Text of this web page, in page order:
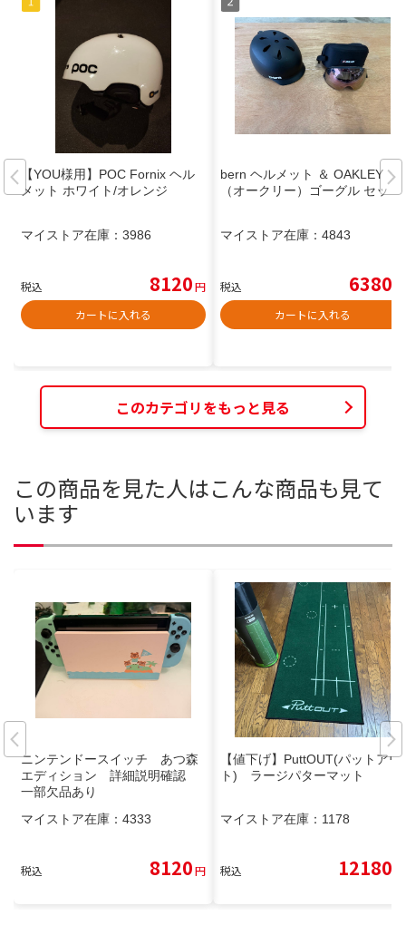
【YOU様用】POC Fornix ヘル
メット ホワイト/オレンジ
マイストア在庫： 3986
税込 8120円
カートに入れる
bern ヘルメット ＆ OAKLEY
（オークリー）ゴーグル セット
マイストア在庫： 4843
税込 6380
カートに入れる
このカテゴリをもっと見る
この商品を見た人はこんな商品も見て
います
ニンテンドースイッチ あつ森
エディション 詳細説明確認
一部欠品あり
マイストア在庫： 4333
税込 8120円
【値下げ】PuttOUT(パットアウ
ト) ラージパターマット
マイストア在庫： 1178
税込 12180